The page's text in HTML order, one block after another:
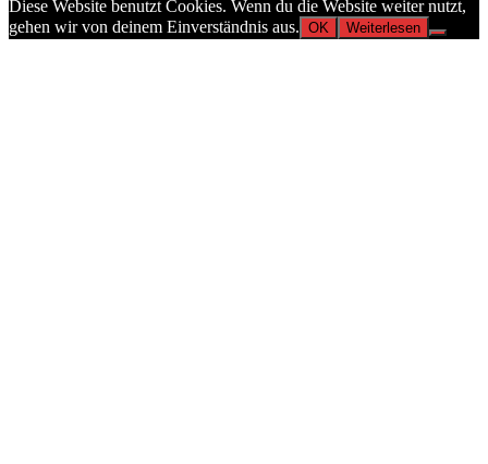
Diese Website benutzt Cookies. Wenn du die Website weiter nutzt,
gehen wir von deinem Einverständnis aus. OK Weiterlesen